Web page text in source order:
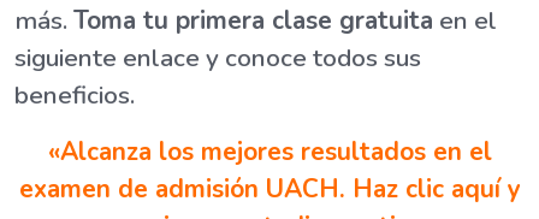
más. Toma tu primera clase gratuita en el
siguiente enlace y conoce todos sus
beneficios.
«Alcanza los mejores resultados en el
examen de admisión UACH. Haz clic aquí y